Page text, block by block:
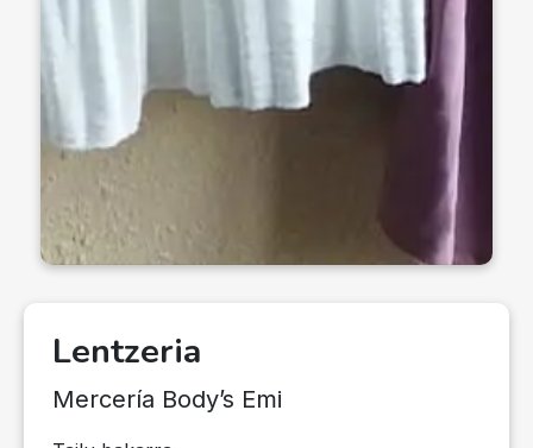
Lentzeria
Mercería Body’s Emi